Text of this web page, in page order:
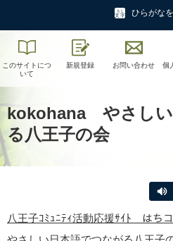
ひらがな
このサイトにつ
いて
新規登録 お問い合わせ
個
kokohana やさしい
る八王子の会
八王子ｺﾐｭﾆﾃｨ活動応援ｻｲﾄ はち